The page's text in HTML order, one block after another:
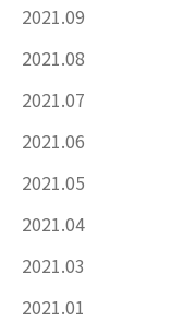
2021.09
2021.08
2021.07
2021.06
2021.05
2021.04
2021.03
2021.01